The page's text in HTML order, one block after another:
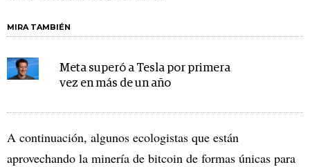
MIRA TAMBIÉN
Meta superó a Tesla por primera
vez en más de un año
A continuación, algunos ecologistas que están
aprovechando la minería de bitcoin de formas únicas para